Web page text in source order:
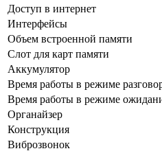
Доступ в интернет
Интерфейсы
Объем встроенной памяти
Слот для карт памяти
Аккумулятор
Время работы в режиме
Время работы в режиме
Органайзер
Конструкция
Виброзвонок